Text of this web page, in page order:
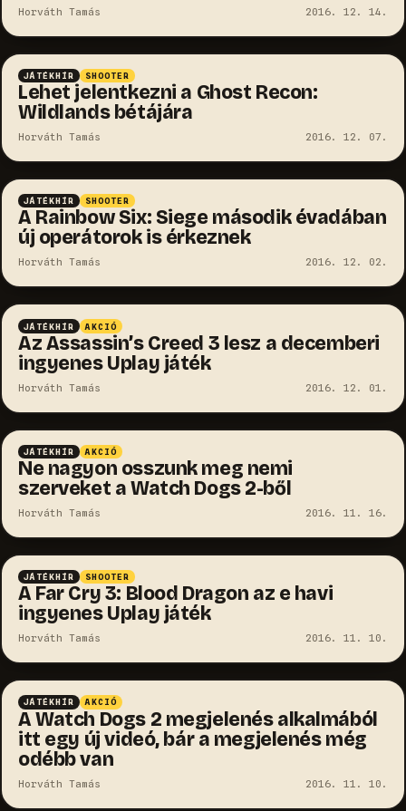
Horváth Tamás 2016. 12. 14.
JÁTÉKHÍR SHOOTER
Lehet jelentkezni a Ghost Recon:
Wildlands bétájára
Horváth Tamás 2016. 12. 07.
JÁTÉKHÍR SHOOTER
A Rainbow Six: Siege második évadában
új operátorok is érkeznek
Horváth Tamás 2016. 12. 02.
JÁTÉKHÍR AKCIÓ
Az Assassin’s Creed 3 lesz a decemberi
ingyenes Uplay játék
Horváth Tamás 2016. 12. 01.
JÁTÉKHÍR AKCIÓ
Ne nagyon osszunk meg nemi
szerveket a Watch Dogs 2-ből
Horváth Tamás 2016. 11. 16.
JÁTÉKHÍR SHOOTER
A Far Cry 3: Blood Dragon az e havi
ingyenes Uplay játék
Horváth Tamás 2016. 11. 10.
JÁTÉKHÍR AKCIÓ
A Watch Dogs 2 megjelenés alkalmából
itt egy új videó, bár a megjelenés még
odébb van
Horváth Tamás 2016. 11. 10.